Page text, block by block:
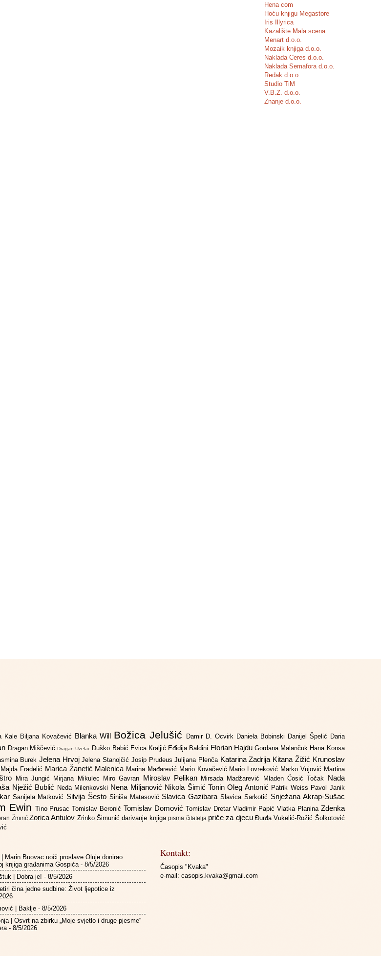
Hena com
Hoću knjigu Megastore
Iris Illyrica
Kazalište Mala scena
Menart d.o.o.
Mozaik knjiga d.o.o.
Naklada Ceres d.o.o.
Naklada Semafora d.o.o.
Redak d.o.o.
Studio TiM
V.B.Z. d.o.o.
Znanje d.o.o.
Kale Biljana Kovačević Blanka Will Božica Jelušić Damir D. Ocvirk Daniela Bobinski Danijel Špelić Daria
Dragan MiščevićDragan Uzelac Duško Babić Evica Kraljić Eđidija Baldini Florian Hajdu Gordana Malančuk Hana Konsa
BurekJelena HrvojJelena Stanojčić Josip PrudeusJulijana Plenča Katarina Zadrija Kitana Žižić Krunoslav
Majda Fradelić Marica Žanetić Malenica Marina Mađarević Mario Kovačević Mario Lovreković Marko Vujović Martina
Mira Jungić Mirjana Mikulec Miro Gavran Miroslav Pelikan Mirsada Madžarević Mladen Ćosić Točak Nada
Nježić Bublić Neda Milenkovski Nena Miljanović Nikola Šimić ToninOleg Antonić Patrik Weiss Pavol Janik
Sanijela Matković Silvija Šesto Siniša Matasović Slavica GazibaraSlavica Sarkotić Snježana Akrap-Sušac
Ewin Tino PrusacTomislav Beronić Tomislav DomovićTomislav Dretar Vladimir Papić Vlatka Planina Zdenka
ŽmirićZorica Antulov Zrinko Šimunićdarivanje knjigapisma čitatelja priče za djecu Đurđa Vukelić-Rožić Šolkotović
Marin Buovac uoči proslave Oluje donirao
knjiga građanima Gospića- 8/5/2026
| Dobra je! - 8/5/2026
čina jedne sudbine: Život ljepotice iz
| Baklje- 8/5/2026
| Osvrt na zbirku „Moje svjetlo i druge pjesme“
- 8/5/2026
Kontakt:
Časopis "Kvaka"
e-mail: casopis.kvaka@gmail.com